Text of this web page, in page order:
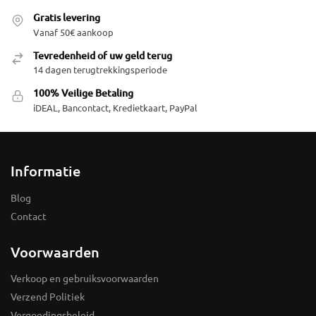
Gratis levering
Vanaf 50€ aankoop
Tevredenheid of uw geld terug
14 dagen terugtrekkingsperiode
100% Veilige Betaling
iDEAL, Bancontact, Kredietkaart, PayPal
Informatie
Blog
Contact
Voorwaarden
Verkoop en gebruiksvoorwaarden
Verzend Politiek